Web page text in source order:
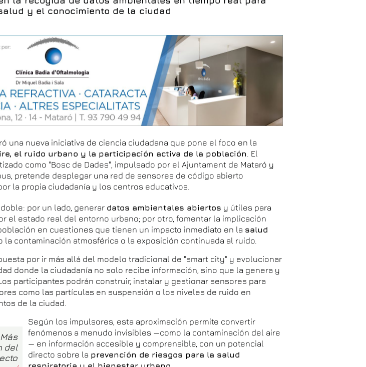
y el conocimiento de la ciudad
una nueva iniciativa de ciencia ciudadana que pone el foco en la
el ruido urbano y la participación activa de la población . El
como "Bosc de Dades", impulsado por el Ajuntament de Mataró y
pretende desplegar una red de sensores de código abierto
la propia ciudadanía y los centros educativos.
por un lado, generar datos ambientales abiertos y útiles para
el estado real del entorno urbano; por otro, fomentar la implicación
en cuestiones que tienen un impacto inmediato en la salud
la contaminación atmosférica o la exposición continuada al ruido.
por ir más allá del modelo tradicional de "smart city" y evolucionar
donde la ciudadanía no solo recibe información, sino que la genera y
participantes podrán construir, instalar y gestionar sensores para
como las partículas en suspensión o los niveles de ruido en
de la ciudad.
Más
del
Según los impulsores, esta aproximación permite convertir
fenómenos a menudo invisibles —como la contaminación del aire
— en información accesible y comprensible, con un potencial
directo sobre la prevención de riesgos para la salud